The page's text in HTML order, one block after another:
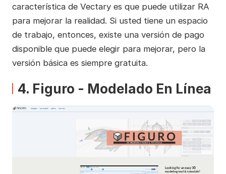
característica de Vectary es que puede utilizar RA
para mejorar la realidad. Si usted tiene un espacio
de trabajo, entonces, existe una versión de pago
disponible que puede elegir para mejorar, pero la
versión básica es siempre gratuita.
4. Figuro - Modelado En Línea